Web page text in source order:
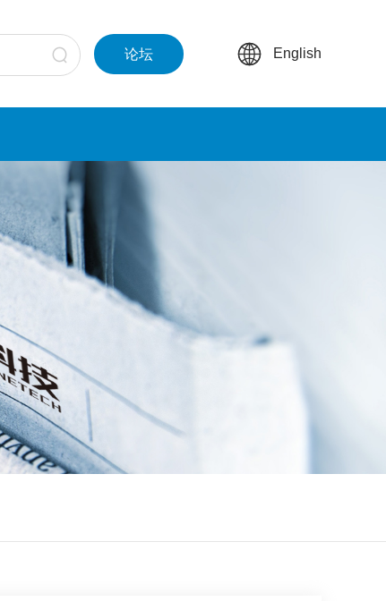
English
论坛